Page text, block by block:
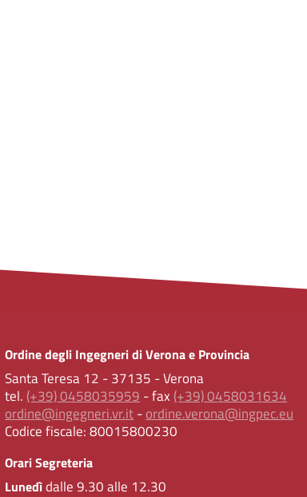
Ordine degli Ingegneri di Verona e Provincia
Santa Teresa 12 - 37135 - Verona
tel. (+39) 0458035959 - fax (+39) 0458031634
ordine@ingegneri.vr.it-ordine.verona@ingpec.eu
Codice fiscale:80015800230
Orari Segreteria
Lunedìdalle 9.30 alle 12.30